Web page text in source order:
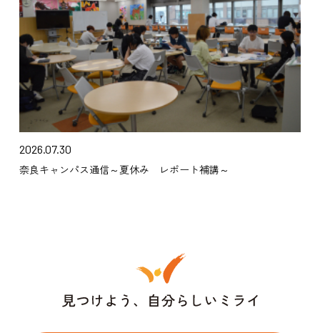
2026.07.30
奈良キャンパス通信～夏休み レポート補講～